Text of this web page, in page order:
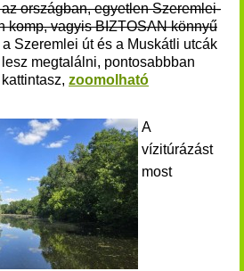
országban, egyetlen Szeremlei-
komp, vagyis BIZTOSAN könnyű
a Szeremlei út és a Muskátli utcák
megtalálni, pontosabbban
zoomolható
A
vízitúrázást
most